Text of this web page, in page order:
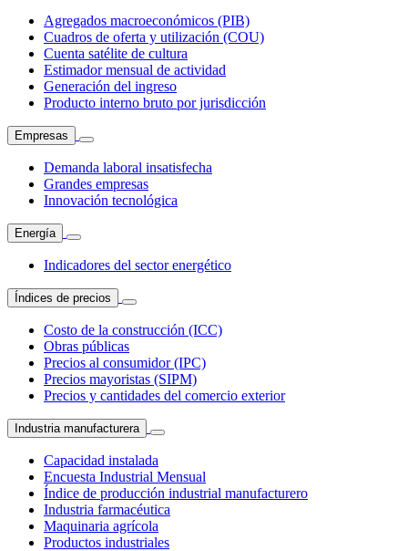
Agregados macroeconómicos (PIB)
Cuadros de oferta y utilización (COU)
Cuenta satélite de cultura
Estimador mensual de actividad
Generación del ingreso
Producto interno bruto por jurisdicción
Empresas
Demanda laboral insatisfecha
Grandes empresas
Innovación tecnológica
Energía
Indicadores del sector energético
Índices de precios
Costo de la construcción (ICC)
Obras públicas
Precios al consumidor (IPC)
Precios mayoristas (SIPM)
Precios y cantidades del comercio exterior
Industria manufacturera
Capacidad instalada
Encuesta Industrial Mensual
Índice de producción industrial manufacturero
Industria farmacéutica
Maquinaria agrícola
Productos industriales